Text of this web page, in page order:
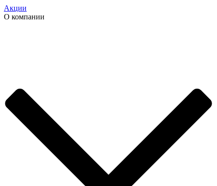
Акции
О компании